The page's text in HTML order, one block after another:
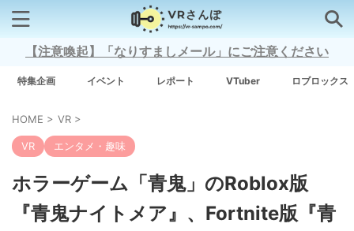
検索はコチラから
Grow A Garden（庭を成長させる）
【注意喚起】「なりすましメール」にご注意ください
特集企画 イベント レポート VTuber ロブロックス
HOME > VR >
VR エンタメ・趣味
ホラーゲーム「青鬼」のRoblox版
『青鬼ナイトメア』、Fortnite版『青